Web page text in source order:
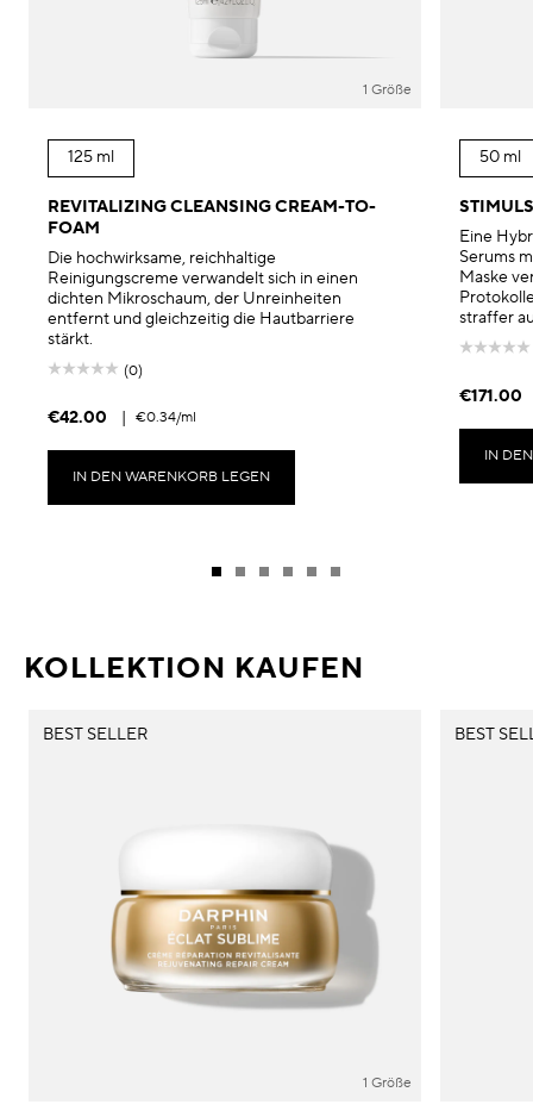
1 Größe
125 ml
REVITALIZING CLEANSING CREAM-TO-
FOAM
Die hochwirksame, reichhaltige
Reinigungscreme verwandelt sich in einen
dichten Mikroschaum, der Unreinheiten
entfernt und gleichzeitig die Hautbarriere
stärkt.
(0)
€42.00 | €0.34/ml
IN DEN WARENKORB LEGEN
50 ml
Eine
Serums
Maske
straffer
€171.00
IN
KOLLEKTION KAUFEN
BEST SELLER
1 Größe
BEST